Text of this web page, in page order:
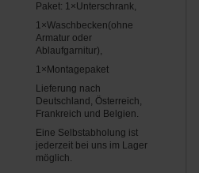
Paket: 1×Unterschrank,
1×Waschbecken(ohne
Armatur oder
Ablaufgarnitur),
1×Montagepaket
Lieferung nach
Deutschland, Österreich,
Frankreich und Belgien.
Eine Selbstabholung ist
jederzeit bei uns im Lager
möglich.